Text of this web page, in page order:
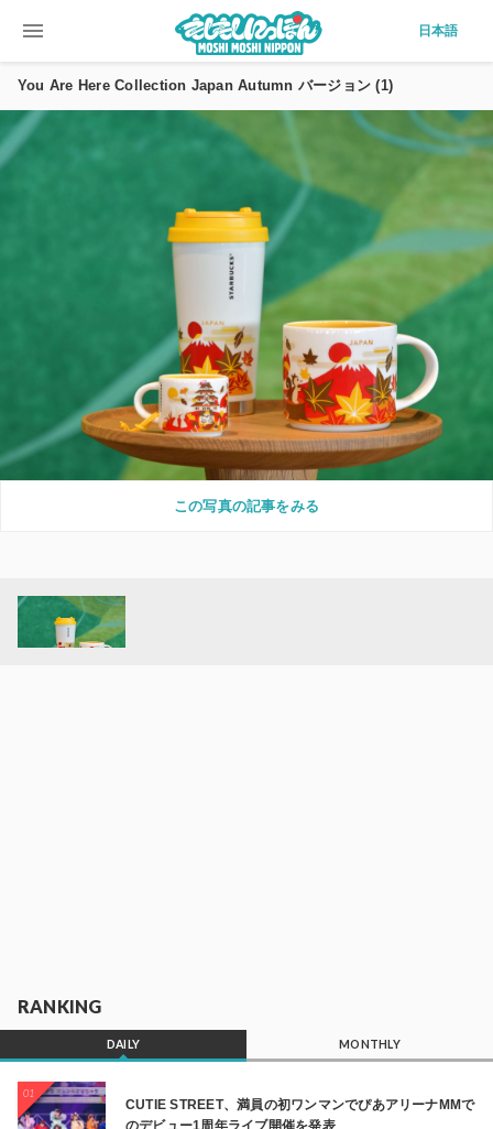
menu 日本語
You Are Here Collection Japan Autumn バージョン (1)
この写真の記事をみる
RANKING
DAILY MONTHLY
01
CUTIE STREET、満員の初ワンマンでぴあアリーナMMで
のデビュー1周年ライブ開催を発表